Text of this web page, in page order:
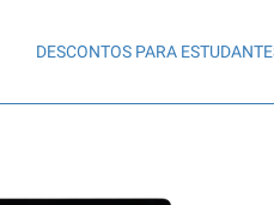
DESCONTOS PARA